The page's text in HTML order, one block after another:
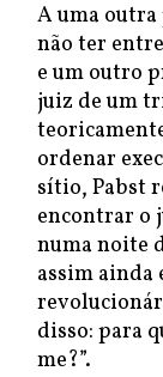
A uma
não ter
e um outro
juiz de um
ordenar
sítio, Pabst
encontrar o
numa noite
assim ainda
disso: para
me?”.